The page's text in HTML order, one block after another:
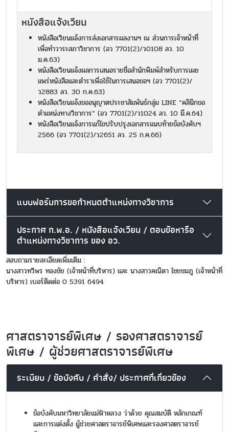
หนังสือแจ้งเวียน
หนังสือเวียนแจ้งการส่งเอกสารผลงานฯ ณ ส่วนการเจ้าหน้าที่
เพื่อทำวาระสภาวิชาการ (อว 7701(2)/ว0108 ลว. 10
ม.ค.63)
หนังสือเวียนแจ้งผลการเสนอรายชื่อสำนักพิมพ์สำหรับการเผย
แพร่หนังสือและตำราเพื่อใช้ในการเสนอขอฯ (อว 7701(2)/
ว2883 ลว. 30 ก.ค.63)
หนังสือเวียนแจ้งขออนุญาตประชาสัมพันธ์กลุ่ม LINE “คลินิกขอ
ตำแหน่งทางวิชาการ” (อว 7701(2)/ว1024 ลว. 10 มี.ค.64)
หนังสือเวียนแจ้งการแก้ไขปรับปรุงเอกสารแนบท้ายข้อบังคับฯ
2566 (อว 7701(2)/ว2651 ลว. 25 ก.ค.66)
แบบฟอร์มการขอกำหนดตำแหน่งทางวิชาการ
ประกาศ ก.พ.อ. / หนังสือแจ้งเวียน / ตอบข้อหารือ
ตำแหน่งทางวิชาการ ของ อว.
สอบถามรายละเอียดเพิ่มเติม :
นางสาวทวีพร ทองชัย (เจ้าหน้าที่บริหาร) และ นางสาวคณิตา ไชยชมภู (เจ้าหน้าที่
บริหาร) เบอร์ติดต่อ 0 5391 6494
ศาสตราจารย์พิเศษ / รองศาสตราจารย์
พิเศษ / ผู้ช่วยศาสตราจารย์พิเศษ
ระเบียบ / ข้อบังคับ / คำสั่ง/ ประกาศที่เกี่ยวข้อง
ข้อบังคับมหาวิทยาลัยแม่ฟ้าหลวง ว่าด้วย คุณสมบัติ หลักเกณฑ์
และการแต่งตั้ง ผู้ช่วยศาสตราจารย์พิเศษและรองศาสตราจารย์